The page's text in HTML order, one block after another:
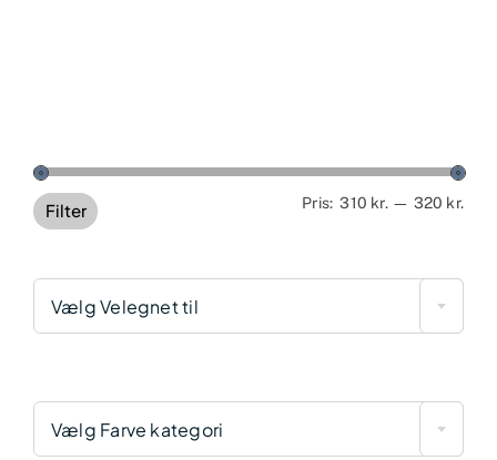
Filter Pris: 310 kr.— 320 kr.
Vælg Velegnet til
Vælg Farve kategori